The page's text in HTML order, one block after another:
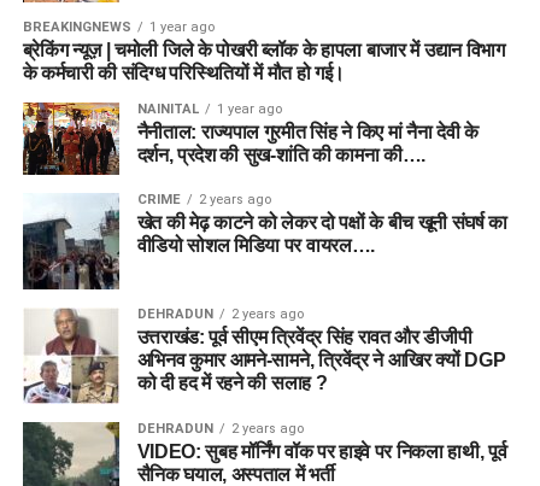
BREAKINGNEWS 1 year ago
ब्रेकिंग न्यूज़ | चमोली जिले के पोखरी ब्लॉक के हापला बाजार में उद्यान विभाग
के कर्मचारी की संदिग्ध परिस्थितियों में मौत हो गई।
NAINITAL 1 year ago
नैनीताल: राज्यपाल गुरमीत सिंह ने किए मां नैना देवी के
दर्शन, प्रदेश की सुख-शांति की कामना की….
CRIME 2 years ago
खेत की मेढ़ काटने को लेकर दो पक्षों के बीच खूनी संघर्ष का
वीडियो सोशल मिडिया पर वायरल….
DEHRADUN 2 years ago
उत्तराखंड: पूर्व सीएम त्रिवेंद्र सिंह रावत और डीजीपी
अभिनव कुमार आमने-सामने, त्रिवेंद्र ने आखिर क्यों DGP
को दी हद में रहने की सलाह ?
DEHRADUN 2 years ago
VIDEO: सुबह मॉर्निंग वॉक पर हाइवे पर निकला हाथी, पूर्व
सैनिक घयाल, अस्पताल में भर्ती